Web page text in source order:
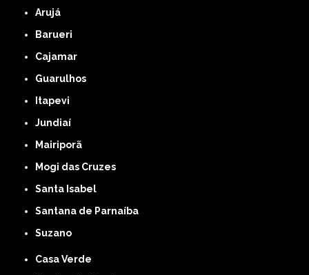
Arujá
Barueri
Cajamar
Guarulhos
Itapevi
Jundiaí
Mairiporã
Mogi das Cruzes
Santa Isabel
Santana de Parnaíba
Suzano
Casa Verde